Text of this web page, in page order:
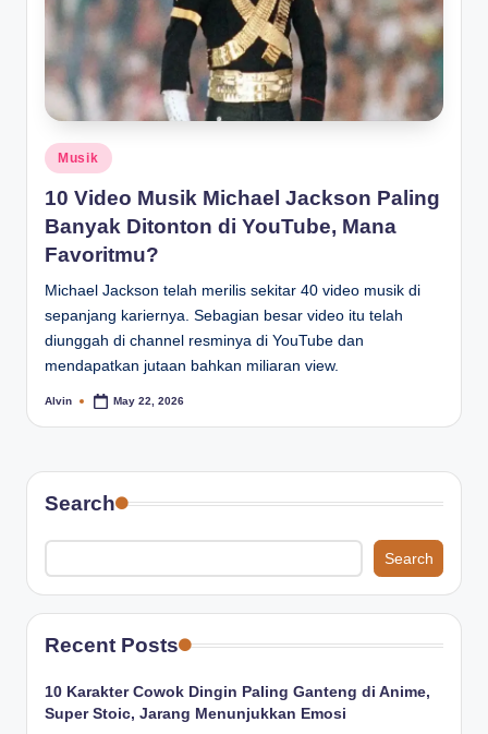
Posted
in
Musik
10 Video Musik Michael Jackson Paling
Banyak Ditonton di YouTube, Mana
Favoritmu?
Michael Jackson telah merilis sekitar 40 video musik di
sepanjang kariernya. Sebagian besar video itu telah
diunggah di channel resminya di YouTube dan
mendapatkan jutaan bahkan miliaran view.
Posted
Alvin May 22, 2026
Search
Search
Recent Posts
10 Karakter Cowok Dingin Paling Ganteng di Anime,
Super Stoic, Jarang Menunjukkan Emosi